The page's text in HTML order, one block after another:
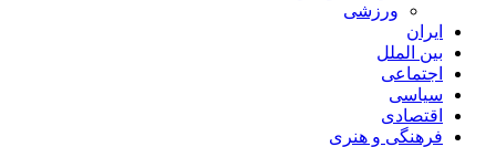
ورزشی
ایران
بین الملل
اجتماعی
سیاسی
اقتصادی
فرهنگی و هنری